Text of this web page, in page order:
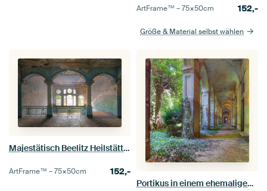
ArtFrame™ –75×50cm 152,-
Größe & Material selbst wählen
Majestätisch Beelitz Heilstätten
ArtFrame™ –75×50cm 152,-
Portikus in einem ehemaligen Krankenhaus